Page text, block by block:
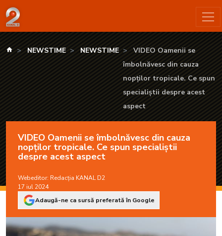
VIDEO Oamenii se îmbolnăvesc din cauza nopților tropicale.
kanald.ro
NEWSTIME NEWSTIME
VIDEO Oamenii se
îmbolnăvesc din cauza
nopților tropicale. Ce spun
specialiștii despre acest
aspect
VIDEO Oamenii se îmbolnăvesc din cauza
nopților tropicale. Ce spun specialiștii
despre acest aspect
Webeditor: Redacția KANAL D2
17 iul 2024
Adaugă-ne ca sursă preferată în Google